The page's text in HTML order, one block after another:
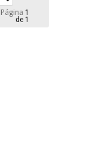
Página 1
de 1